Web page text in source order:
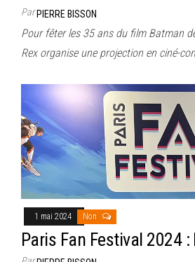
ParPIERRE BISSON
Pour fêter les 35 ans du film Batman
Rex organise une projection en ciné-
1 mai 2024 Non
Paris Fan Festival 2024 :